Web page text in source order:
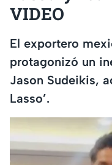
VIDEO
El exportero
protagonizó un
Jason Sudeikis,
Lasso’.